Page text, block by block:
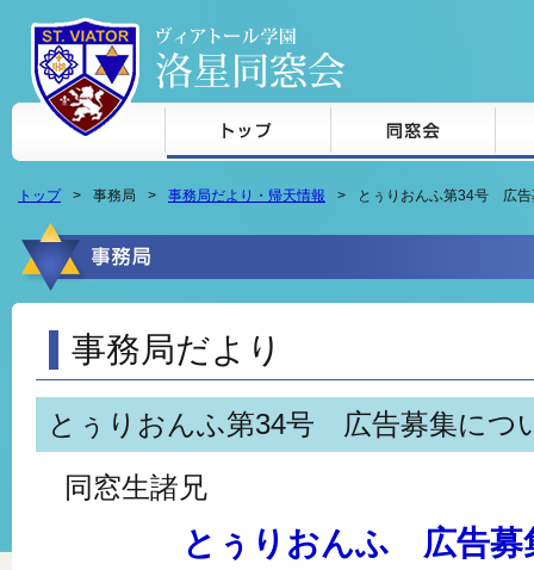
本文へジャンプ
トップ 事務局 事務局だより・帰天情報 とぅりおんふ第34号 広告
事務局だより
とぅりおんふ第34号 広告募集につ
同窓生諸兄
とぅりおんふ 広告募